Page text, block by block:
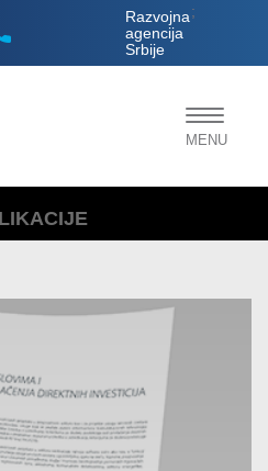
Razvojna
agencija
Srbije
;
Toggle
MENU